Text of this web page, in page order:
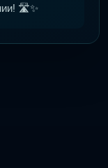
🛣️✨